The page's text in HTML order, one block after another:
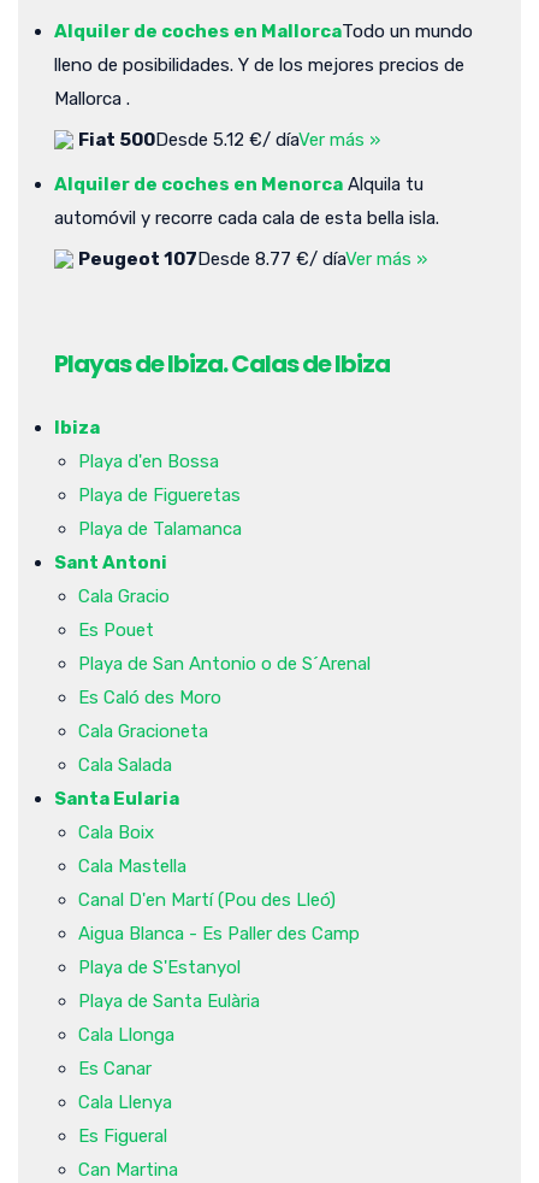
Alquiler de coches en MallorcaTodo un mundo
lleno de posibilidades. Y de los mejores precios de
Mallorca .
Fiat 500Desde 5.12 €/ díaVer más »
Alquiler de coches en Menorca Alquila tu
automóvil y recorre cada cala de esta bella isla.
Peugeot 107 Desde 8.77 €/ díaVer más »
Playas de Ibiza. Calas de Ibiza
Ibiza
Playa d'en Bossa
Playa de Figueretas
Playa de Talamanca
Sant Antoni
Cala Gracio
Es Pouet
Playa de San Antonio o de S´Arenal
Es Caló des Moro
Cala Gracioneta
Cala Salada
Santa Eularia
Cala Boix
Cala Mastella
Canal D'en Martí (Pou des Lleó)
Aigua Blanca - Es Paller des Camp
Playa de S'Estanyol
Playa de Santa Eulària
Cala Llonga
Es Canar
Cala Llenya
Es Figueral
Can Martina